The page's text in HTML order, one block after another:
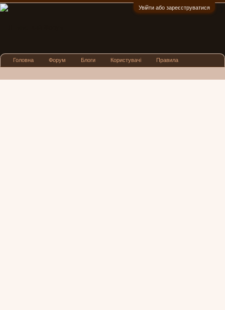
Увійти або зареєструватися
Головна Форум Блоги Користувачі Правила